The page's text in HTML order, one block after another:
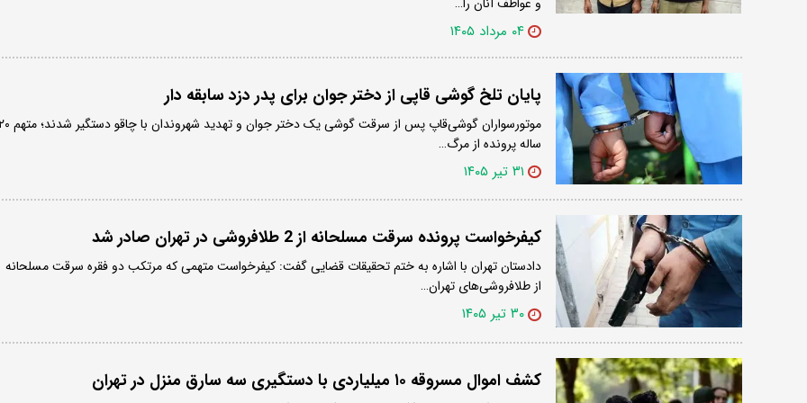
۰۴ مرداد ۱۴۰۵
پایان تلخ گوشی قاپی از دختر جوان برای پدر دزد سابقه دار
موتورسواران گوشی‌قاپ پس از سرقت گوشی یک دختر جوان و
ساله پرونده از مرگ…
۳۱ تیر ۱۴۰۵
کیفرخواست پرونده سرقت مسلحانه از 2 طلافروشی در تهران صادر شد
دادستان تهران با اشاره به ختم تحقیقات قضایی گفت: کیفرخواست متهمی که مرتکب دو فقره سرقت مسلحانه
از طلافروشی‌های تهران…
۳۰ تیر ۱۴۰۵
کشف اموال مسروقه ۱۰ میلیاردی با دستگیری سه سارق منزل در تهران